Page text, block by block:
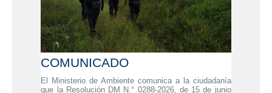
COMUNICADO
El Ministerio de Ambiente comunica a la ciudadanía
que la Resolución DM N.° 0288-2026, de 15 de junio